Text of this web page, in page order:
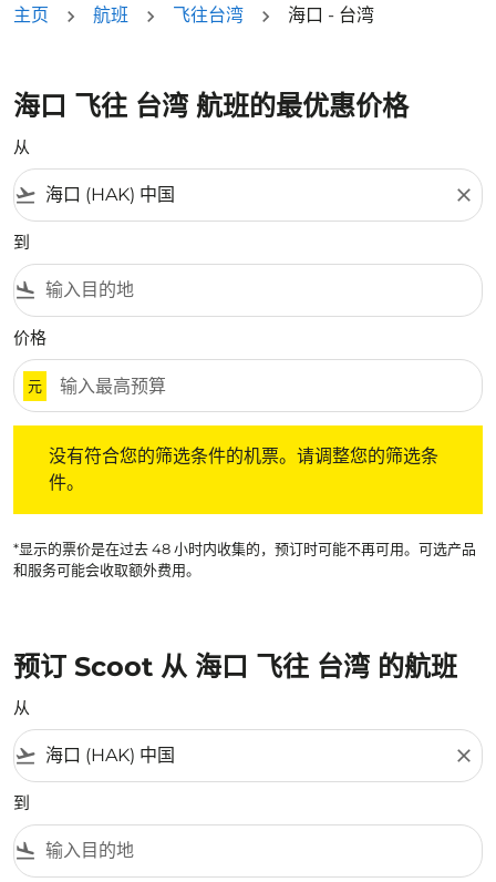
主页 航班 飞往台湾 海口 - 台湾
海口 飞往 台湾 航班的最优惠价格
从
flight_takeoff close
到
flight_land
价格
元
没有符合您的筛选条件的机票。请调整您的筛选条
件。
*显示的票价是在过去 48 小时内收集的，预订时可能不再可用。可选产品
和服务可能会收取额外费用。
预订 Scoot 从 海口 飞往 台湾 的航班
从
flight_takeoff close
到
flight_land